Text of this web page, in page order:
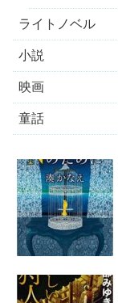
ライトノベル
小説
映画
童話